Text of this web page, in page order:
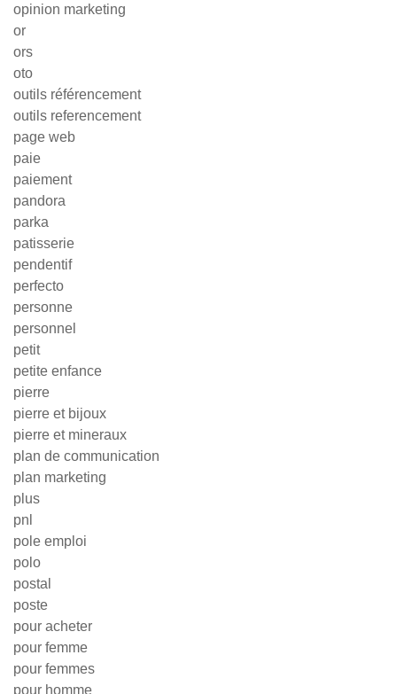
opinion marketing
or
ors
oto
outils référencement
outils referencement
page web
paie
paiement
pandora
parka
patisserie
pendentif
perfecto
personne
personnel
petit
petite enfance
pierre
pierre et bijoux
pierre et mineraux
plan de communication
plan marketing
plus
pnl
pole emploi
polo
postal
poste
pour acheter
pour femme
pour femmes
pour homme